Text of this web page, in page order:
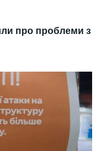
про проблеми з